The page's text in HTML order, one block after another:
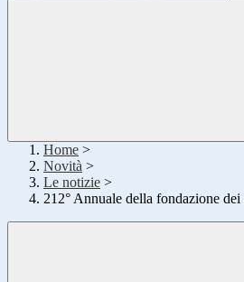
Home >
Novità >
Le notizie >
212° Annuale della fondazione